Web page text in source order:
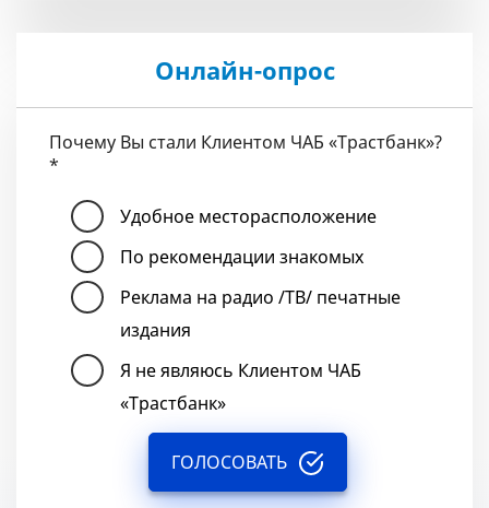
Онлайн-опрос
Почему Вы стали Клиентом ЧАБ «Трастбанк»?
*
Удобное месторасположение
По рекомендации знакомых
Реклама на радио /ТВ/ печатные
издания
Я не являюсь Клиентом ЧАБ
«Трастбанк»
ГОЛОСОВАТЬ